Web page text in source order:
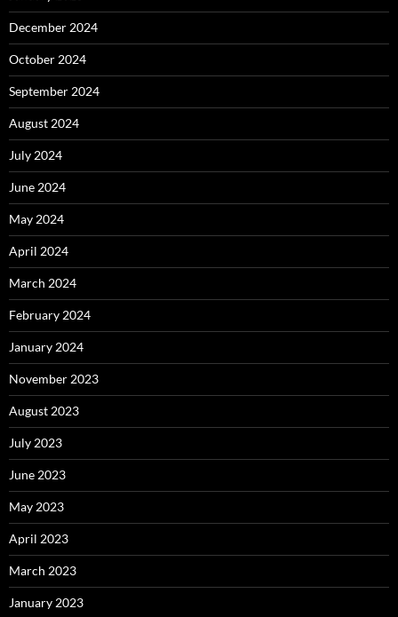
December 2024
October 2024
September 2024
August 2024
July 2024
June 2024
May 2024
April 2024
March 2024
February 2024
January 2024
November 2023
August 2023
July 2023
June 2023
May 2023
April 2023
March 2023
January 2023